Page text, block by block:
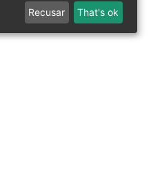
Recusar That's ok